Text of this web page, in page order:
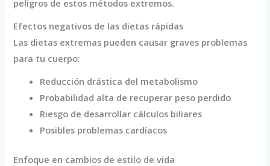
peligros de estos métodos extremos.
Efectos negativos de las dietas rápidas
Las dietas extremas pueden causar graves problemas
para tu cuerpo:
Reducción drástica del metabolismo
Probabilidad alta de recuperar peso perdido
Riesgo de desarrollar cálculos biliares
Posibles problemas cardíacos
Enfoque en cambios de estilo de vida